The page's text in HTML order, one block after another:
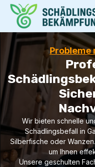
Probleme
Wir bieten schnelle
Schädlingsbefall in
Silberfische oder
um Ihnen
Unsere geschulten